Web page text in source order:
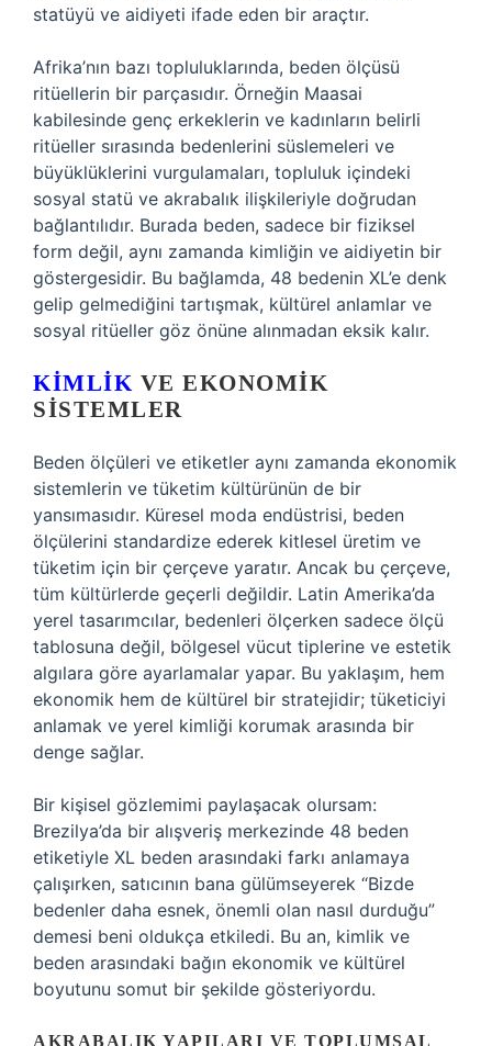
statüyü ve aidiyeti ifade eden bir araçtır.
Afrika’nın bazı topluluklarında, beden ölçüsü
ritüellerin bir parçasıdır. Örneğin Maasai
kabilesinde genç erkeklerin ve kadınların belirli
ritüeller sırasında bedenlerini süslemeleri ve
büyüklüklerini vurgulamaları, topluluk içindeki
sosyal statü ve akrabalık ilişkileriyle doğrudan
bağlantılıdır. Burada beden, sadece bir fiziksel
form değil, aynı zamanda kimliğin ve aidiyetin bir
göstergesidir. Bu bağlamda, 48 bedenin XL’e denk
gelip gelmediğini tartışmak, kültürel anlamlar ve
sosyal ritüeller göz önüne alınmadan eksik kalır.
KIMLIK VE EKONOMIK
SISTEMLER
Beden ölçüleri ve etiketler aynı zamanda ekonomik
sistemlerin ve tüketim kültürünün de bir
yansımasıdır. Küresel moda endüstrisi, beden
ölçülerini standardize ederek kitlesel üretim ve
tüketim için bir çerçeve yaratır. Ancak bu çerçeve,
tüm kültürlerde geçerli değildir. Latin Amerika’da
yerel tasarımcılar, bedenleri ölçerken sadece ölçü
tablosuna değil, bölgesel vücut tiplerine ve estetik
algılara göre ayarlamalar yapar. Bu yaklaşım, hem
ekonomik hem de kültürel bir stratejidir; tüketiciyi
anlamak ve yerel kimliği korumak arasında bir
denge sağlar.
Bir kişisel gözlemimi paylaşacak olursam:
Brezilya’da bir alışveriş merkezinde 48 beden
etiketiyle XL beden arasındaki farkı anlamaya
çalışırken, satıcının bana gülümseyerek “Bizde
bedenler daha esnek, önemli olan nasıl durduğu”
demesi beni oldukça etkiledi. Bu an, kimlik ve
beden arasındaki bağın ekonomik ve kültürel
boyutunu somut bir şekilde gösteriyordu.
AKRABALIK YAPILARI VE TOPLUMSAL